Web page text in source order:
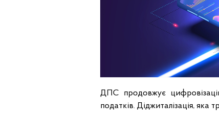
ДПС продовжує
податків. Діджиталізація, яка